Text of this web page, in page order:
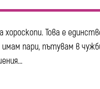
хороскопи. Това е
пари, пътувам в